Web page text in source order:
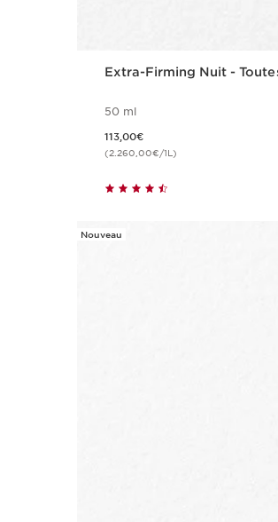
Extra-Firming Nuit -
50 ml
113,00€
(2.260,00€/1L)
Nouveau